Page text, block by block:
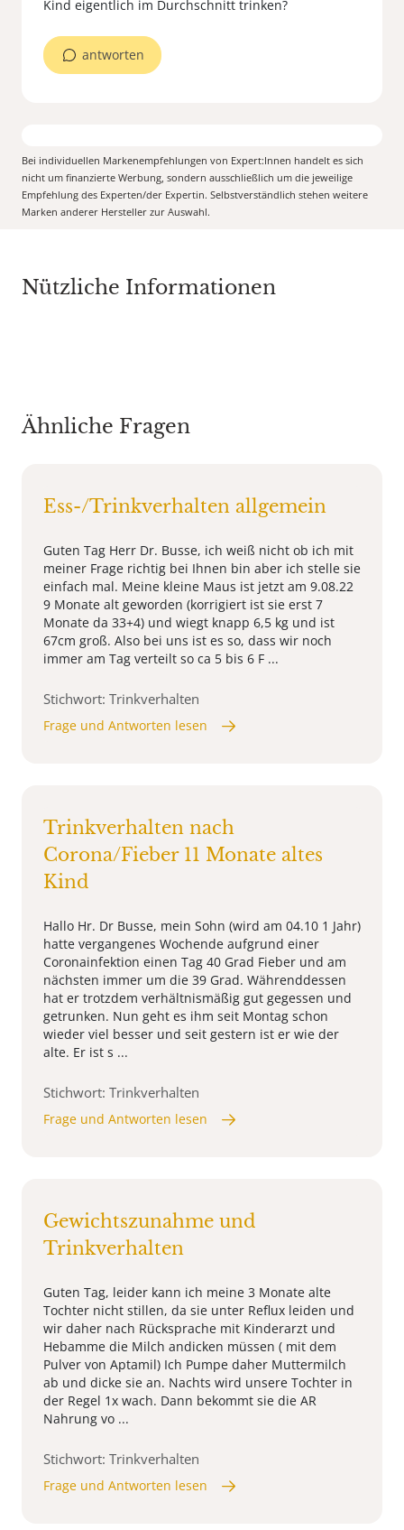
antworten
Bei individuellen Markenempfehlungen von Expert:Innen handelt es sich
nicht um finanzierte Werbung, sondern ausschließlich um die jeweilige
Empfehlung des Experten/der Expertin. Selbstverständlich stehen weitere
Marken anderer Hersteller zur Auswahl.
Nützliche Informationen
Ähnliche Fragen
Ess-/Trinkverhalten allgemein
Guten Tag Herr Dr. Busse, ich weiß nicht ob ich mit
meiner Frage richtig bei Ihnen bin aber ich stelle sie
einfach mal. Meine kleine Maus ist jetzt am 9.08.22
9 Monate alt geworden (korrigiert ist sie erst 7
Monate da 33+4) und wiegt knapp 6,5 kg und ist
67cm groß. Also bei uns ist es so, dass wir noch
immer am Tag verteilt so ca 5 bis 6 F ...
Stichwort: Trinkverhalten
Frage und Antworten lesen
Trinkverhalten nach
Corona/Fieber 11 Monate altes
Kind
Hallo Hr. Dr Busse, mein Sohn (wird am 04.10 1 Jahr)
hatte vergangenes Wochende aufgrund einer
Coronainfektion einen Tag 40 Grad Fieber und am
nächsten immer um die 39 Grad. Währenddessen
hat er trotzdem verhältnismäßig gut gegessen und
getrunken. Nun geht es ihm seit Montag schon
wieder viel besser und seit gestern ist er wie der
alte. Er ist s ...
Stichwort: Trinkverhalten
Frage und Antworten lesen
Gewichtszunahme und
Trinkverhalten
Guten Tag, leider kann ich meine 3 Monate alte
Tochter nicht stillen, da sie unter Reflux leiden und
wir daher nach Rücksprache mit Kinderarzt und
Hebamme die Milch andicken müssen ( mit dem
Pulver von Aptamil) Ich Pumpe daher Muttermilch
ab und dicke sie an. Nachts wird unsere Tochter in
der Regel 1x wach. Dann bekommt sie die AR
Nahrung vo ...
Stichwort: Trinkverhalten
Frage und Antworten lesen